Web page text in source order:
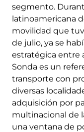
segmento.
latinoamericana
movilidad que
de julio, ya se
estratégica entre
Sonda es un
transporte con
diversas
adquisición por
multinacional de
una ventana de